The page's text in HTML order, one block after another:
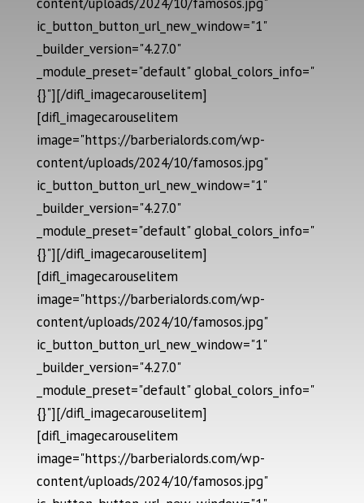
ic_button_button_url_new_window="1"
_builder_version="4.27.0"
_module_preset="default" global_colors_info="
{}"][/difl_imagecarouselitem]
[difl_imagecarouselitem
image="https://barberialords.com/wp-
content/uploads/2024/10/famosos.jpg"
ic_button_button_url_new_window="1"
_builder_version="4.27.0"
_module_preset="default" global_colors_info="
{}"][/difl_imagecarouselitem]
[difl_imagecarouselitem
image="https://barberialords.com/wp-
content/uploads/2024/10/famosos.jpg"
ic_button_button_url_new_window="1"
_builder_version="4.27.0"
_module_preset="default" global_colors_info="
{}"][/difl_imagecarouselitem]
[difl_imagecarouselitem
image="https://barberialords.com/wp-
content/uploads/2024/10/famosos.jpg"